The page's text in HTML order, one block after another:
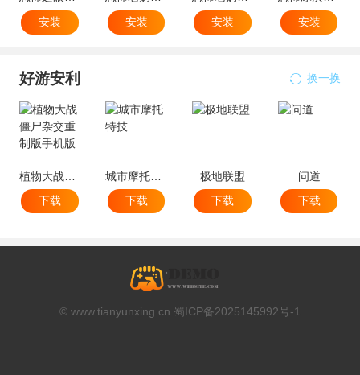
安装
安装
安装
安装
好游安利 换一换
植物大战僵尸杂交重制版手机版
下载
下载
极地联盟
下载
问道
下载
© www.tianyunxing.cn 蜀ICP备2025145992号-1